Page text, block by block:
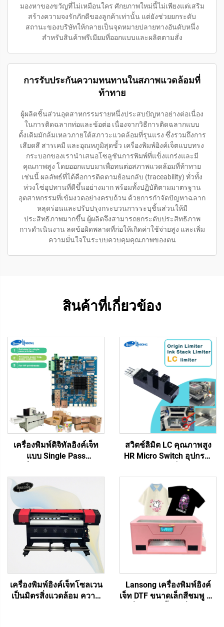
มองหาของขวัญที่ไม่เหมือนใคร ศักยภาพใหม่นี้ไม่เพียงแต่เสริม
สร้างความจงรักภักดีของลูกค้าเท่านั้น แต่ยังช่วยยกระดับ
สถานะของบริษัทให้กลายเป็นจุดหมายปลายทางอันดับหนึ่ง
สำหรับสินค้าพรีเมียมที่ออกแบบและผลิตตามสั่ง
การรับประกันความทนทานในสภาพแวดล้อมที่
ท้าทาย
ผู้ผลิตชิ้นส่วนอุตสาหกรรมรายหนึ่งประสบปัญหาอย่างต่อเนื่อง
ในการติดฉลากท่อและข้อต่อ เนื่องจากวิธีการติดฉลากแบบ
ดั้งเดิมมักล้มเหลวภายใต้สภาวะแวดล้อมที่รุนแรง ซึ่งรวมถึงการ
เสียดสี สารเคมี และอุณหภูมิสุดขั้ว เครื่องพิมพ์อิงค์เจ็ตแบบทรง
กระบอกของเรานำเสนอโซลูชันการพิมพ์ที่แข็งแกร่งและมี
คุณภาพสูง โดยออกแบบมาเพื่อทนต่อสภาพแวดล้อมที่ท้าทาย
เช่นนี้ ผลลัพธ์ที่ได้คือการติดตามย้อนกลับ (traceability) ทั่วทั้ง
ห่วงโซ่อุปทานที่ดีขึ้นอย่างมาก พร้อมทั้งปฏิบัติตามมาตรฐาน
อุตสาหกรรมที่เข้มงวดอย่างครบถ้วน ด้วยการกำจัดปัญหาฉลาก
หลุดร่อนและปรับปรุงกระบวนการระบุชิ้นส่วนให้มี
ประสิทธิภาพมากขึ้น ผู้ผลิตจึงสามารถยกระดับประสิทธิภาพ
การดำเนินงาน ลดข้อผิดพลาดที่ก่อให้เกิดค่าใช้จ่ายสูง และเพิ่ม
ความมั่นใจในระบบควบคุมคุณภาพของตน
สินค้าที่เกี่ยวข้อง
เครื่องพิมพ์ดิจิทัลอิงค์เจ็ท
แบบ Single Pass
กระดาษ แก้ว แฟน แผ่น
เมนบอร์ด One Pass รุ่น
975/972/973/974 หมึกน้ำ
สวิตช์ลิมิต LC คุณภาพสูง
HR Micro Switch อุปกรณ์
สำหรับเครื่องพิมพ์อิงค์เจ็ท
อะไหล่ทดแทนสำหรับ
เครื่องพิมพ์ DTF Eco
Solvent UV DTF
เครื่องพิมพ์อิงค์เจ็ทโซลเวน
เป็นมิตรสิ่งแวดล้อม ความ
Lansong เครื่องพิมพ์อิงค์
เจ็ท DTF ขนาดเล็กสีชมพู A3